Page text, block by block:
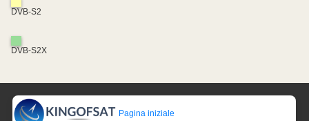
DVB-S2
DVB-S2X
Pagina iniziale